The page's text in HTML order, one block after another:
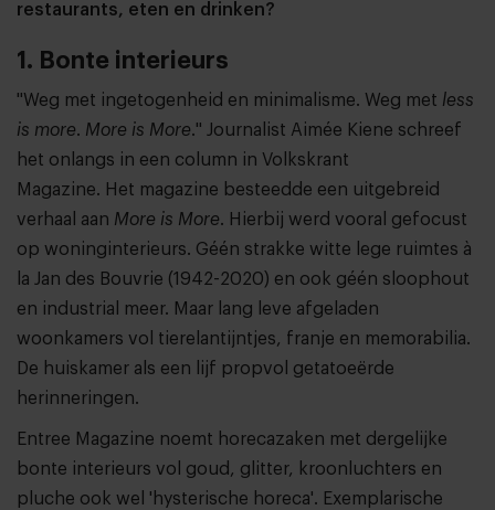
restaurants, eten en drinken?
1. Bonte interieurs
"Weg met ingetogenheid en minimalisme. Weg met less
is more. More is More." Journalist Aimée Kiene schreef
het onlangs in een column in Volkskrant
Magazine. Het magazine besteedde een uitgebreid
verhaal aan More is More. Hierbij werd vooral gefocust
op woninginterieurs. Géén strakke witte lege ruimtes à
la Jan des Bouvrie (1942-2020) en ook géén sloophout
en industrial meer. Maar lang leve afgeladen
woonkamers vol tierelantijntjes, franje en memorabilia.
De huiskamer als een lijf propvol getatoeërde
herinneringen.
Entree Magazine noemt horecazaken met dergelijke
bonte interieurs vol goud, glitter, kroonluchters en
pluche ook wel 'hysterische horeca'. Exemplarische